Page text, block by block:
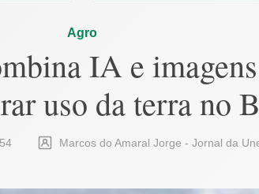
Agro
IA e
uso da terra no
Marcos do Amaral Jorge - Jornal da